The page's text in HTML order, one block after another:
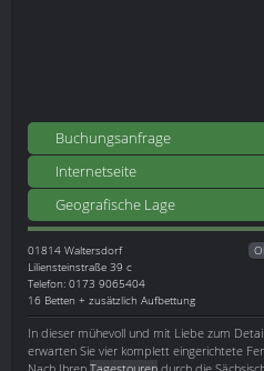
Buchungsanfrage
Internetseite
Geografische Lage
01814 Waltersdorf
Liliensteinstraße 39 c
Telefon: 0173 9065404
16 Betten + zusätzlich Aufbettung
In dieser mühevoll und mit Liebe zum
erwarten Sie vier komplett eingerichtete